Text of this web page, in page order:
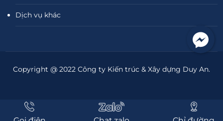
Dịch vụ khác
Copyright @ 2022 Công ty Kiến trúc & Xây dựng Duy An.